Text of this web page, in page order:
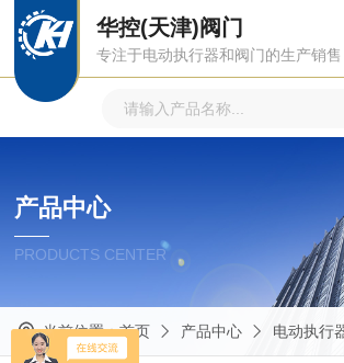
华控(天津)阀门
专注于电动执行器和阀门的生产销售
产品中心
PRODUCTS CENTER
当前位置：首页 产品中心 电动执行